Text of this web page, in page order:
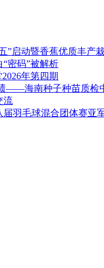
”启动暨香蕉优质丰产
密码”被解析
年第四期
——海南种子种苗质检
流
羽毛球混合团体赛亚